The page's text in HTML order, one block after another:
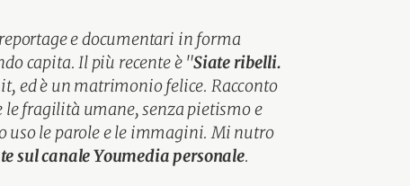
e documentari in forma
capita. Il più recente è "Siate ribelli.
ed è un matrimonio felice. Racconto
fragilità umane, senza pietismo e
uso le parole e le immagini. Mi nutro
sul canale Youmedia personale.